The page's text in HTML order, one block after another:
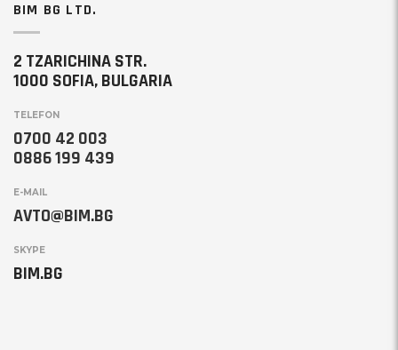
BIM BG LTD.
2 TZARICHINA STR.
1000 SOFIA, BULGARIA
TELEFON
0700 42 003
0886 199 439
E-MAIL
AVTO@BIM.BG
SKYPE
BIM.BG